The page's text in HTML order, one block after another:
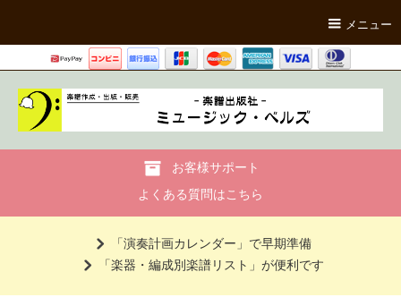
メニュー
お客様サポート
よくある質問はこちら
「演奏計画カレンダー」で早期準備
「楽器・編成別楽譜リスト」が便利です